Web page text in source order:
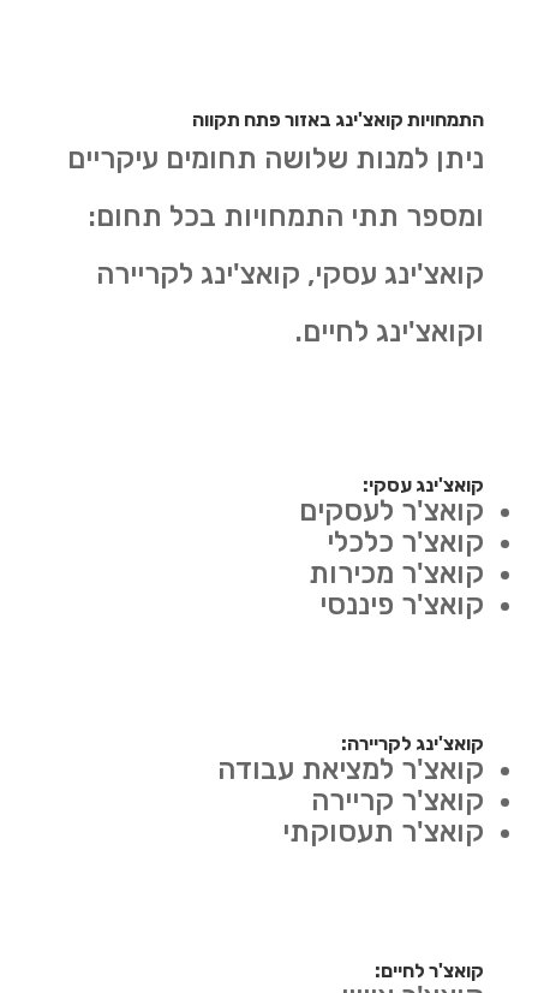
התמחויות קואצ'ינג באזור פתח תקווה
ניתן למנות שלושה תחומים עיקריים
ומספר תתי התמחויות בכל תחום:
קואצ'ינג עסקי, קואצ'ינג לקריירה
וקואצ'ינג לחיים.
קואצ'ינג עסקי:
קואצ'ר לעסקים
קואצ'ר כלכלי
קואצ'ר מכירות
קואצ'ר פיננסי
קואצ'ינג לקריירה:
קואצ'ר למציאת עבודה
קואצ'ר קריירה
קואצ'ר תעסוקתי
קואצ'ר לחיים: